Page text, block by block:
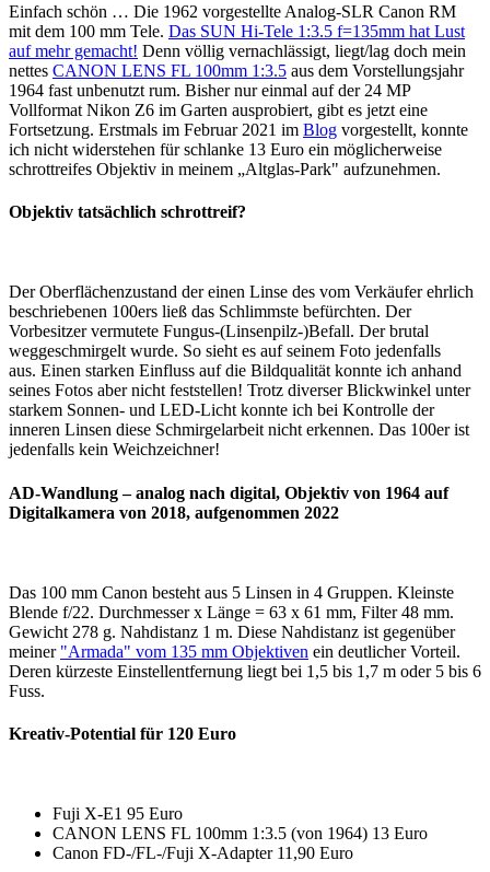
Einfach schön … Die 1962 vorgestellte Analog-SLR Canon RM
mit dem 100 mm Tele. Das SUN Hi-Tele 1:3.5 f=135mm hat Lust
auf mehr gemacht! Denn völlig vernachlässigt, liegt/lag doch mein
nettes CANON LENS FL 100mm 1:3.5 aus dem Vorstellungsjahr
1964 fast unbenutzt rum. Bisher nur einmal auf der 24 MP
Vollformat Nikon Z6 im Garten ausprobiert, gibt es jetzt eine
Fortsetzung. Erstmals im Februar 2021 im Blog vorgestellt, konnte
ich nicht widerstehen für schlanke 13 Euro ein möglicherweise
schrottreifes Objektiv in meinem „Altglas-Park" aufzunehmen.
Objektiv tatsächlich schrottreif?
Der Oberflächenzustand der einen Linse des vom Verkäufer ehrlich
beschriebenen 100ers ließ das Schlimmste befürchten. Der
Vorbesitzer vermutete Fungus-(Linsenpilz-)Befall. Der brutal
weggeschmirgelt wurde. So sieht es auf seinem Foto jedenfalls
aus. Einen starken Einfluss auf die Bildqualität konnte ich anhand
seines Fotos aber nicht feststellen! Trotz diverser Blickwinkel unter
starkem Sonnen- und LED-Licht konnte ich bei Kontrolle der
inneren Linsen diese Schmirgelarbeit nicht erkennen. Das 100er ist
jedenfalls kein Weichzeichner!
AD-Wandlung – analog nach digital, Objektiv von 1964 auf
Digitalkamera von 2018, aufgenommen 2022
Das 100 mm Canon besteht aus 5 Linsen in 4 Gruppen. Kleinste
Blende f/22. Durchmesser x Länge = 63 x 61 mm, Filter 48 mm.
Gewicht 278 g. Nahdistanz 1 m. Diese Nahdistanz ist gegenüber
meiner "Armada" vom 135 mm Objektiven ein deutlicher Vorteil.
Deren kürzeste Einstellentfernung liegt bei 1,5 bis 1,7 m oder 5 bis 6
Fuss.
Kreativ-Potential für 120 Euro
Fuji X-E1 95 Euro
CANON LENS FL 100mm 1:3.5 (von 1964) 13 Euro
Canon FD-/FL-/Fuji X-Adapter 11,90 Euro